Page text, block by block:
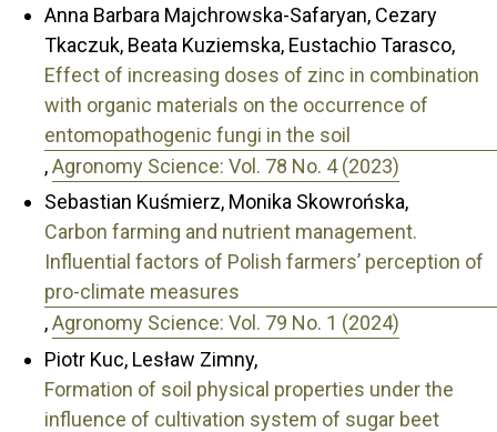
Anna Barbara Majchrowska-Safaryan, Cezary
Tkaczuk, Beata Kuziemska, Eustachio Tarasco,
Effect of increasing doses of zinc in combination
with organic materials on the occurrence of
entomopathogenic fungi in the soil
,Agronomy Science: Vol. 78 No. 4 (2023)
Sebastian Kuśmierz, Monika Skowrońska,
Carbon farming and nutrient management.
Influential factors of Polish farmers’ perception of
pro-climate measures
,Agronomy Science: Vol. 79 No. 1 (2024)
Piotr Kuc, Lesław Zimny,
Formation of soil physical properties under the
influence of cultivation system of sugar beet